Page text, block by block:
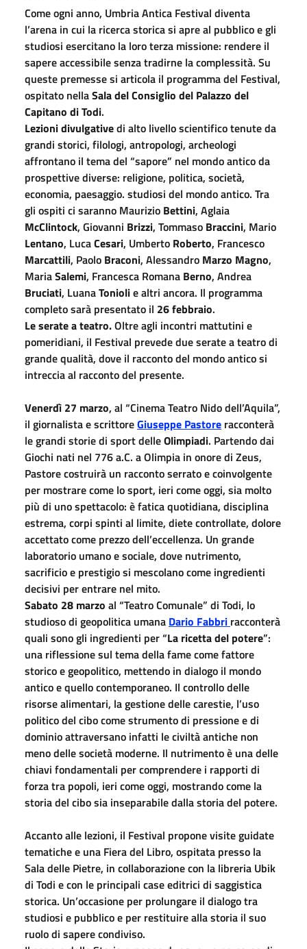
Come ogni anno, Umbria Antica Festival diventa
l’arena in cui la ricerca storica si apre al pubblico e gli
studiosi esercitano la loro terza missione: rendere il
sapere accessibile senza tradirne la complessità. Su
queste premesse si articola il programma del Festival,
ospitato nellaSala del Consiglio del Palazzo del
Capitano di Todi.
Lezioni divulgativedi alto livello scientifico tenute da
grandi storici, filologi, antropologi, archeologi
affrontano il tema del “sapore” nel mondo antico da
prospettive diverse: religione, politica, società,
economia, paesaggio. studiosi del mondo antico. Tra
gli ospiti ci saranno Maurizio Bettini, Aglaia
McClintock, Giovanni Brizzi, Tommaso Braccini, Mario
Lentano, LucaCesari, Umberto Roberto, Francesco
Marcattili, Paolo Braconi, Alessandro Marzo Magno,
MariaSalemi, Francesca Romana Berno, Andrea
Bruciati, LuanaToniolie altri ancora. Il programma
completo sarà presentato il 26 febbraio.
Le serate a teatro.Oltre agli incontri mattutini e
pomeridiani, il Festival prevede due serate a teatro di
grande qualità, dove il racconto del mondo antico si
intreccia al racconto del presente.
Venerdì 27 marzo, al “Cinema Teatro Nido dell’Aquila”,
il giornalista e scrittoreGiuseppe Pastore racconterà
le grandi storie di sport delleOlimpiadi. Partendo dai
Giochi nati nel 776 a.C. a Olimpia in onore di Zeus,
Pastore costruirà un racconto serrato e coinvolgente
per mostrare come lo sport, ieri come oggi, sia molto
più di uno spettacolo: è fatica quotidiana, disciplina
estrema, corpi spinti al limite, diete controllate, dolore
accettato come prezzo dell’eccellenza. Un grande
laboratorio umano e sociale, dove nutrimento,
sacrificio e prestigio si mescolano come ingredienti
decisivi per entrare nel mito.
Sabato 28 marzo al “Teatro Comunale” di Todi, lo
studioso di geopolitica umana Dario Fabbri racconterà
quali sono gli ingredienti per “La ricetta del potere”:
una riflessione sul tema della fame come fattore
storico e geopolitico, mettendo in dialogo il mondo
antico e quello contemporaneo. Il controllo delle
risorse alimentari, la gestione delle carestie, l’uso
politico del cibo come strumento di pressione e di
dominio attraversano infatti le civiltà antiche non
meno delle società moderne. Il nutrimento è una delle
chiavi fondamentali per comprendere i rapporti di
forza tra popoli, ieri come oggi, mostrando come la
storia del cibo sia inseparabile dalla storia del potere.
Accanto alle lezioni, il Festival propone visite guidate
tematiche e una Fiera del Libro, ospitata presso la
Sala delle Pietre, in collaborazione con la libreria Ubik
di Todi e con le principali case editrici di saggistica
storica. Un’occasione per prolungare il dialogo tra
studiosi e pubblico e per restituire alla storia il suo
ruolo di sapere condiviso.